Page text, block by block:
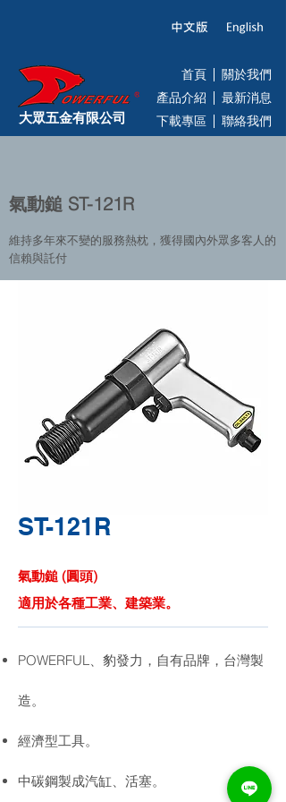
大眾五金有限公司
首頁
關於我們
產品介紹
最新消息
下載專區
聯絡我們
氣動鎚 ST-121R
維持多年來不變的服務熱枕，獲得國內外眾多客人的
信賴與託付
ST-121R
氣動鎚 (圓頭)
適用於各種工業、建築業。
POWERFUL、豹發力，自有品牌，台灣製
造。
經濟型工具。
中碳鋼製成汽缸、活塞。